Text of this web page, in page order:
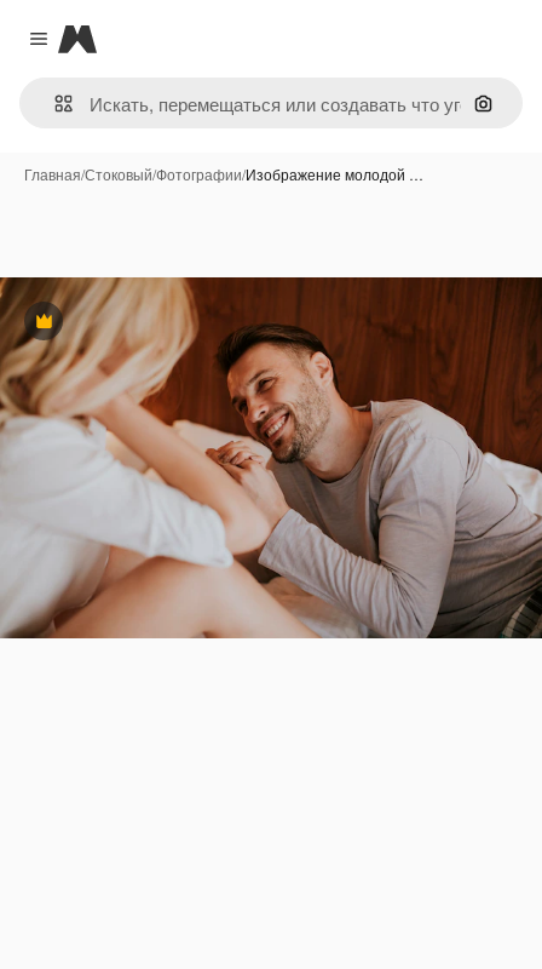
Close menu
Magnific
Поиск
Главная/Стоковый/Фотографии/Изображение молодой …
Премиум